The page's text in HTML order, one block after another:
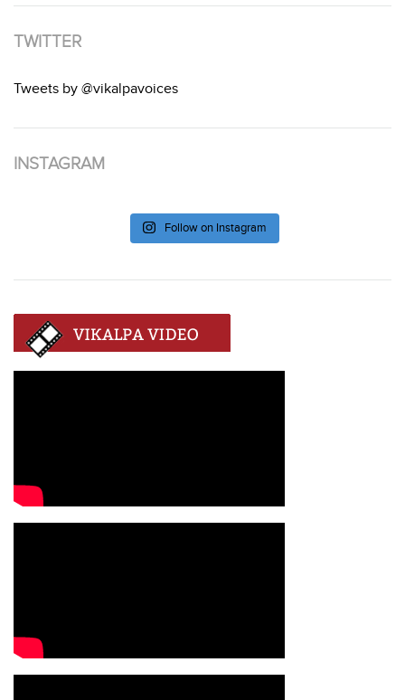
TWITTER
Tweets by @vikalpavoices
INSTAGRAM
Follow on Instagram